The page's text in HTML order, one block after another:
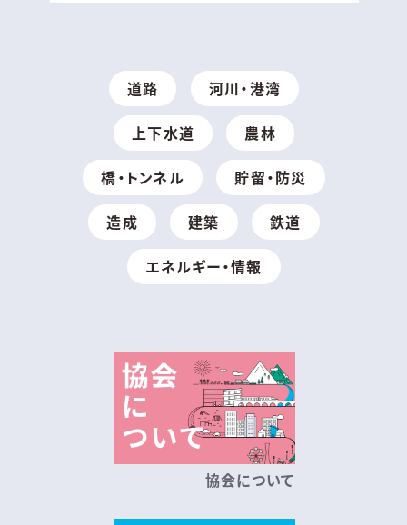
道路 河川・港湾
上下水道 農林
橋・トンネル 貯留・防災
造成 建築 鉄道
エネルギー・情報
協会について